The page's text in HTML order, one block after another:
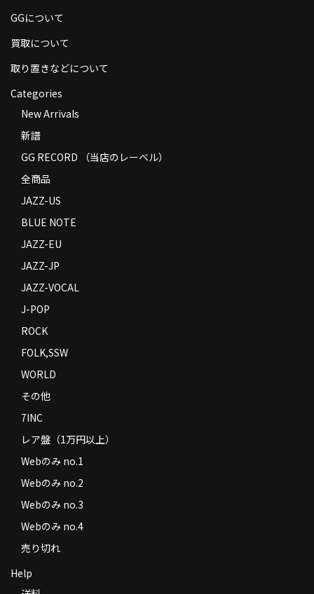
返品
コンディション
Privacy Policy
Contact
GGについて
買取について
取り置きなどについて
Categories
New Arrivals
新譜
GG RECORD （当店のレーベル）
全商品
JAZZ-US
BLUE NOTE
JAZZ-EU
JAZZ-JP
JAZZ-VOCAL
J-POP
ROCK
FOLK,SSW
WORLD
その他
7INC
レア盤（1万円以上）
Webのみ no.1
Webのみ no.2
Webのみ no.3
Webのみ no.4
売り切れ
Help